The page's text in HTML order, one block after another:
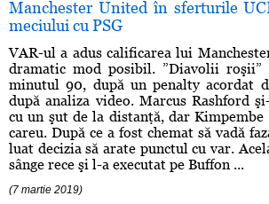
Manchester United în sferturile
meciului cu PSG
VAR-ul a adus calificarea lui
dramatic mod posibil. ”Diavolii
minutul 90, după un penalty acordat
după analiza video. Marcus Rashford
cu un şut de la distanţă, dar
careu. După ce a fost chemat să vadă
luat decizia să arate punctul cu var.
sânge rece şi l-a executat pe Buffon ...
(7 martie 2019)